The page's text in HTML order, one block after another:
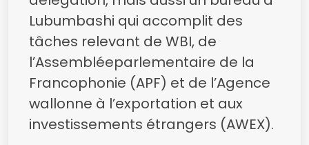
Lubumbashi qui accomplit des
tâches relevant de WBI, de
l’Assembléeparlementaire de la
Francophonie (APF) et de l’Agence
wallonne à l’exportation et aux
investissements étrangers (AWEX).